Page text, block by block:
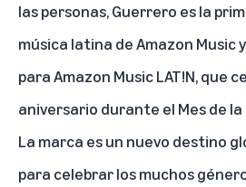
las personas, Guerrero es la
música latina de Amazon Music
paraAmazon Music LAT!N, que
aniversario durante el Mes de la
La marca es un nuevo destino
para celebrar los muchos